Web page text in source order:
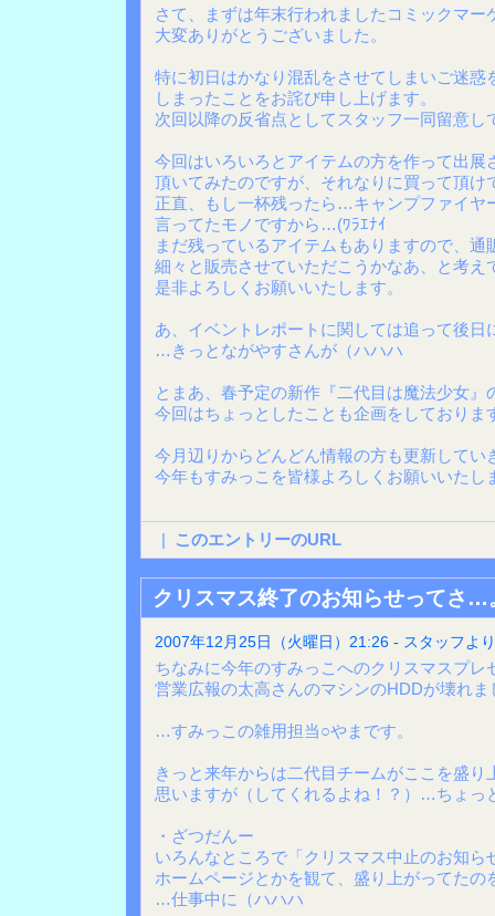
さて、まずは年末行われましたコミックマー
大変ありがとうございました。
特に初日はかなり混乱をさせてしまいご迷惑
しまったことをお詫び申し上げます。
次回以降の反省点としてスタッフ一同留意し
今回はいろいろとアイテムの方を作って出展
頂いてみたのですが、それなりに買って頂け
正直、もし一杯残ったら…キャンプファイヤ
言ってたモノですから…(ﾜﾗｴﾅｲ
まだ残っているアイテムもありますので、通
細々と販売させていただこうかなあ、と考え
是非よろしくお願いいたします。
あ、イベントレポートに関しては追って後日
…きっとながやすさんが（ハハハ
とまあ、春予定の新作『二代目は魔法少女』
今回はちょっとしたことも企画をしておりま
今月辺りからどんどん情報の方も更新してい
今年もすみっこを皆様よろしくお願いいたし
| このエントリーのURL
クリスマス終了のお知らせってさ…
2007年12月25日（火曜日）21:26 - スタッフより
ちなみに今年のすみっこへのクリスマスプレ
営業広報の太高さんのマシンのHDDが壊れま
…すみっこの雑用担当○やまです。
きっと来年からは二代目チームがここを盛り
思いますが（してくれるよね！？）…ちょっ
・ざつだんー
いろんなところで「クリスマス中止のお知ら
ホームページとかを観て、盛り上がってたの
…仕事中に（ハハハ